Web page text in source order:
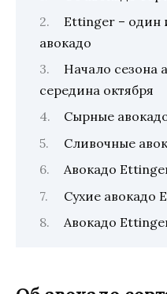
Ettinger – один
авокадо
Начало сезона
середина октября
Сырные
Сливочные
Авокадо
Сухие авокадо
Авокадо